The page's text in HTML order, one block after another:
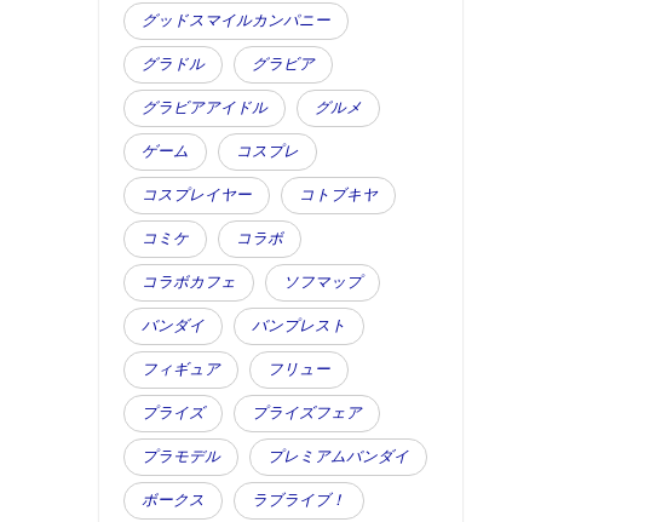
グッドスマイルカンパニー
グラドル グラビア
グラビアアイドル グルメ
ゲーム コスプレ
コスプレイヤー コトブキヤ
コミケ コラボ
コラボカフェ ソフマップ
バンダイ バンプレスト
フィギュア フリュー
プライズ プライズフェア
プラモデル プレミアムバンダイ
ボークス ラブライブ！